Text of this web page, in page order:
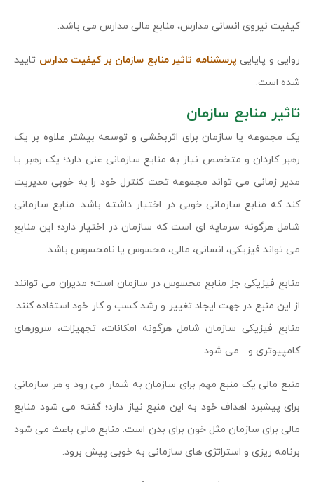
کیفیت نیروی انسانی مدارس، منابع مالی مدارس می باشد.
روایی و پایایی پرسشنامه تاثیر منابع سازمان بر کیفیت مدارس تایید
شده است.
تاثیر منابع سازمان
یک مجموعه یا سازمان برای اثربخشی و توسعه بیشتر علاوه بر یک
رهبر کاردان و متخصص نیاز به منایع سازمانی غنی دارد؛ یک رهبر یا
مدیر زمانی می تواند مجموعه تحت کنترل خود را به خوبی مدیریت
کند که منابع سازمانی خوبی در اختیار داشته باشد. منابع سازمانی
شامل هرگونه سرمایه ای است که سازمان در اختیار دارد؛ این منابع
می تواند فیزیکی، انسانی، مالی، محسوس یا نامحسوس باشد.
منابع فیزیکی جز منابع محسوس در سازمان است؛ مدیران می توانند
از این منبع در جهت ایجاد تغییر و رشد کسب و کار خود استفاده کنند.
منابع فیزیکی سازمان شامل هرگونه امکانات، تجهیزات، سرورهای
کامپیوتری و... می شود.
منبع مالی یک منبع مهم برای سازمان به شمار می رود و هر سازمانی
برای پیشبرد اهداف خود به این منبع نیاز دارد؛ گفته می شود منابع
مالی برای سازمان مثل خون برای بدن است. منابع مالی باعث می شود
برنامه ریزی و استراتژی های سازمانی به خوبی پیش برود.